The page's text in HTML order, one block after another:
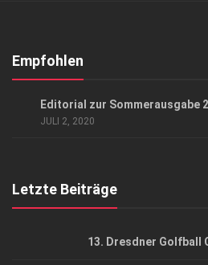
Kontakt, Impressum
Empfohlen
Editorial zur Sommerausgabe
JULI 2, 2020
Letzte Beiträge
13. Dresdner Golfball